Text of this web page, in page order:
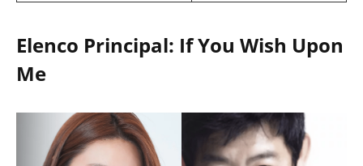
Elenco Principal: If You Wish Upon
Me